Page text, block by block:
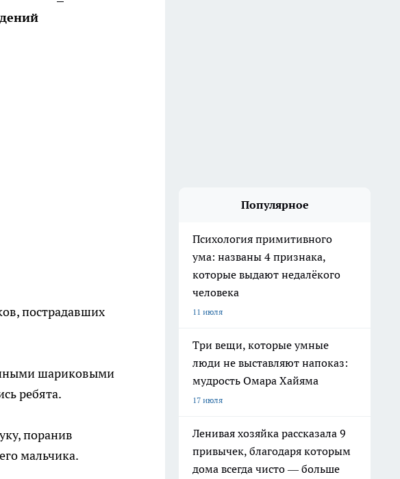
пострадавших
шариковыми
ребята.
поранив
мальчика.
Популярное
Психология примитивного
ума: названы 4 признака,
которые выдают недалёкого
человека
11 июля
Три вещи, которые умные
люди не выставляют напоказ:
мудрость Омара Хайяма
17 июля
Ленивая хозяйка рассказала 9
привычек, благодаря которым
дома всегда чисто — больше